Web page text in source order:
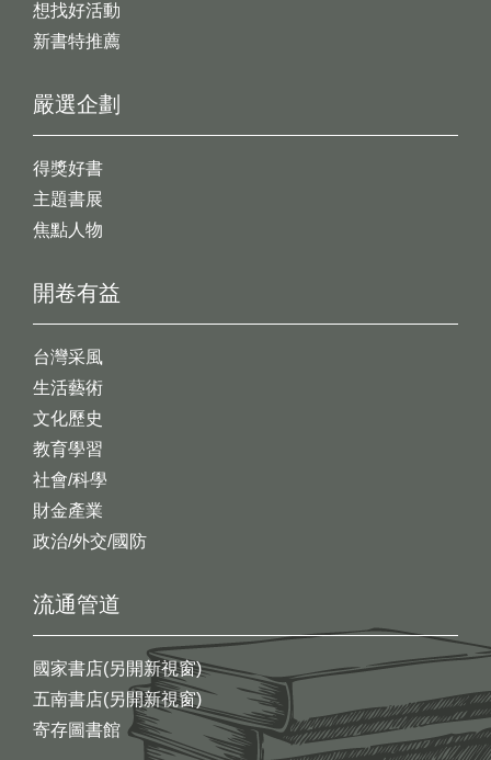
想找好活動
新書特推薦
開卷有益
台灣采風
生活藝術
文化歷史
教育學習
社會/科學
財金產業
政治/外交/國防
嚴選企劃
得獎好書
主題書展
焦點人物
流通管道
國家書店(另開新視窗)
五南書店(另開新視窗)
寄存圖書館